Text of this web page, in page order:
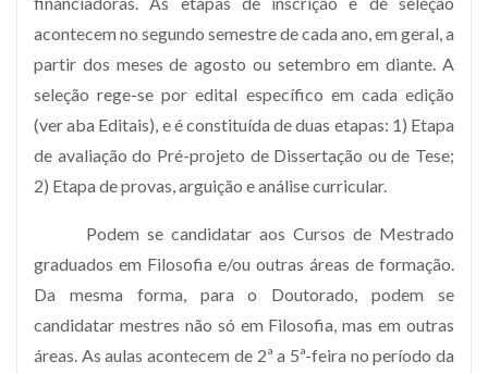
acontecem no segundo semestre de cada ano, em geral, a
partir dos meses de agosto ou setembro em diante. A
seleção rege-se por edital específico em cada edição
(ver aba Editais), e é constituída de duas etapas: 1) Etapa
de avaliação do Pré-projeto de Dissertação ou de Tese;
2) Etapa de provas, arguição e análise curricular.
Podem se candidatar aos Cursos de Mestrado
graduados em Filosofia e/ou outras áreas de formação.
Da mesma forma, para o Doutorado, podem se
candidatar mestres não só em Filosofia, mas em outras
áreas. As aulas acontecem de 2ª a 5ª-feira no período da